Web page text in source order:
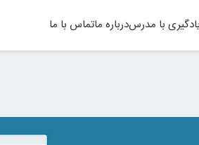
با مدرسدرباره ماتماس با ما